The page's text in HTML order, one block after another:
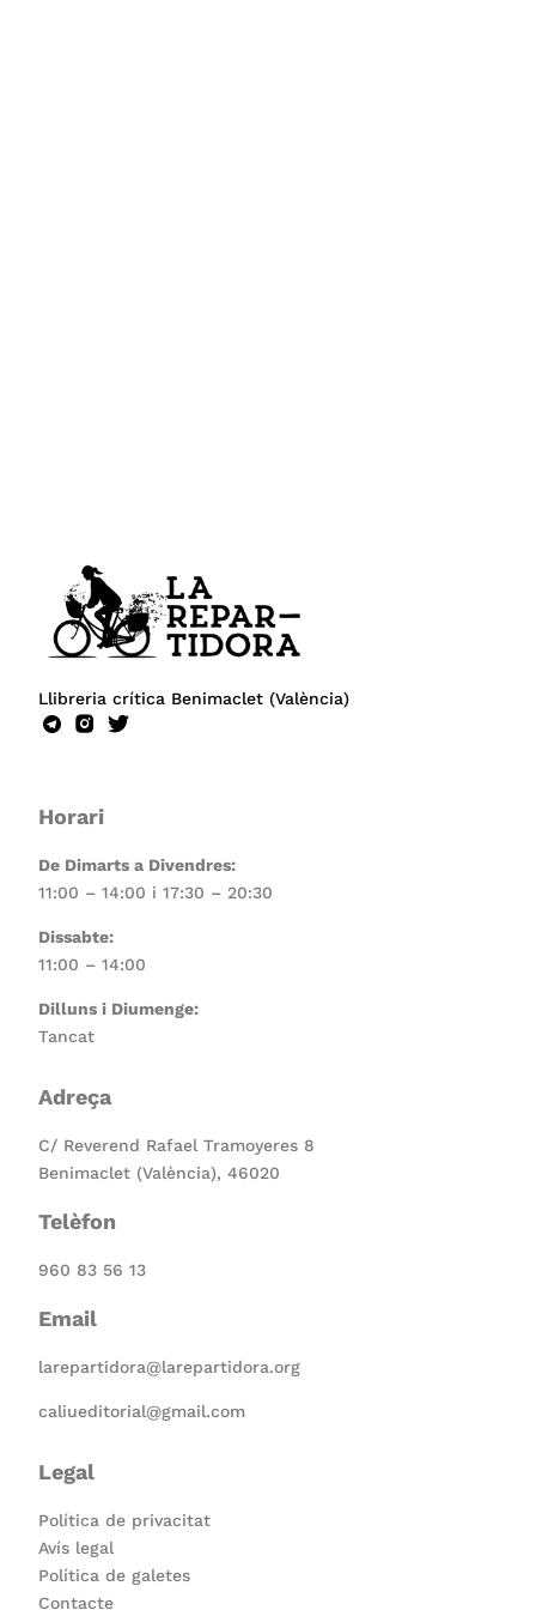
Llibreria crítica Benimaclet (València)
Horari
De Dimarts a Divendres:
11:00 – 14:00 i 17:30 – 20:30
Dissabte:
11:00 – 14:00
Dilluns i Diumenge:
Tancat
Adreça
C/ Reverend Rafael Tramoyeres 8
Benimaclet (València), 46020
Telèfon
960 83 56 13
Email
larepartidora@larepartidora.org
caliueditorial@gmail.com
Legal
Política de privacitat
Avís legal
Política de galetes
Contacte